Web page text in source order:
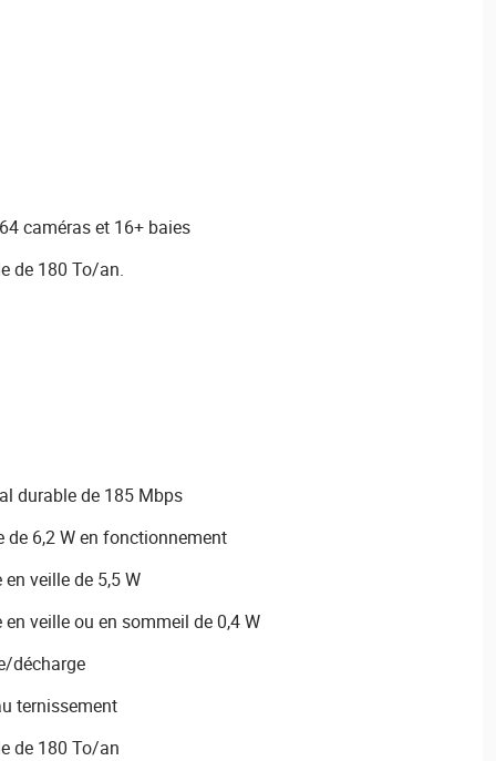
caméras et 16+ baies
de 180 To/an.
durable de 185 Mbps
6,2 W en fonctionnement
veille de 5,5 W
veille ou en sommeil de 0,4 W
décharge
ternissement
de 180 To/an